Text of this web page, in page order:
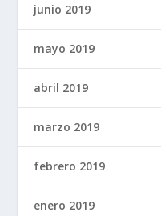
junio 2019
mayo 2019
abril 2019
marzo 2019
febrero 2019
enero 2019